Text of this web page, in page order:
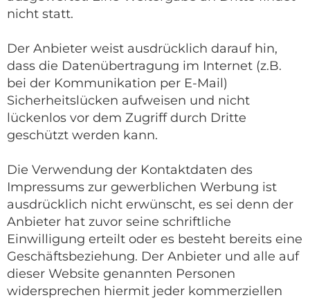
nicht statt.
Der Anbieter weist ausdrücklich darauf hin,
dass die Datenübertragung im Internet (z.B.
bei der Kommunikation per E-Mail)
Sicherheitslücken aufweisen und nicht
lückenlos vor dem Zugriff durch Dritte
geschützt werden kann.
Die Verwendung der Kontaktdaten des
Impressums zur gewerblichen Werbung ist
ausdrücklich nicht erwünscht, es sei denn der
Anbieter hat zuvor seine schriftliche
Einwilligung erteilt oder es besteht bereits eine
Geschäftsbeziehung. Der Anbieter und alle auf
dieser Website genannten Personen
widersprechen hiermit jeder kommerziellen